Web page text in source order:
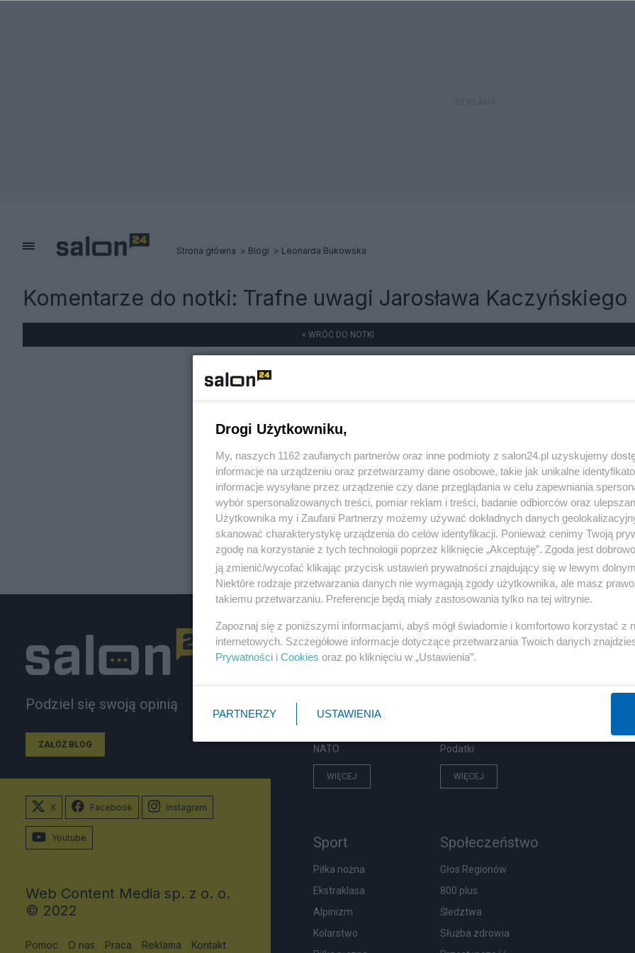
Strona główna Blogi Leonarda Bukowska
Komentarze do notki: Trafne uwagi Jarosława Kaczyńskiego
« WRÓĆ DO NOTKI
Podziel się swoją opinią
ZAŁÓŻ BLOG
Polityka
Rosja
NATO
WIĘCEJ
Gospodarka
Biznes
Podatki
WIĘCEJ
Sport
Piłka nożna
Ekstraklasa
Alpinizm
Kolarstwo
Społeczeństwo
Głos Regionów
800 plus
Śledztwa
Służba zdrowia
X Facebook Instagram
Youtube
Web Content Media sp. z o. o.
© 2022
Pomoc O nas Praca Reklama Kontakt
Drogi Użytkowniku,
My, naszych 1162 zaufanych partnerów oraz inne podmioty z salon24.pl uzyskujemy
informacje na urządzeniu oraz przetwarzamy dane osobowe, takie jak unikalne
informacje wysyłane przez urządzenie czy dane przeglądania w celu zapewniania
wybór spersonalizowanych treści, pomiar reklam i treści, badanie odbiorców oraz
Użytkownika my i Zaufani Partnerzy możemy używać dokładnych danych
skanować charakterystykę urządzenia do celów identyfikacji. Ponieważ cenimy Twoją
zgodę na korzystanie z tych technologii poprzez kliknięcie „Akceptuję”. Zgoda jest
ją zmienić/wycofać klikając przycisk ustawień prywatności znajdujący się w lewym
Niektóre rodzaje przetwarzania danych nie wymagają zgody użytkownika, ale masz
takiemu przetwarzaniu. Preferencje będą miały zastosowania tylko na tej witrynie.
Zapoznaj się z poniższymi informacjami, abyś mógł świadomie i komfortowo korzystać z
internetowych. Szczegółowe informacje dotyczące przetwarzania Twoich danych
Prywatności i Cookies oraz po kliknięciu w „Ustawienia”.
PARTNERZY USTAWIENIA